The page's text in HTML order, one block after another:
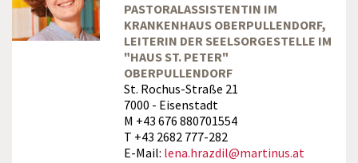
PASTORALASSISTENTIN IM
KRANKENHAUS OBERPULLENDORF,
LEITERIN DER SEELSORGESTELLE IM
"HAUS ST. PETER"
OBERPULLENDORF
St. Rochus-Straße 21
7000 - Eisenstadt
M +43 676 880701554
T +43 2682 777-282
E-Mail: lena.hrazdil@martinus.at